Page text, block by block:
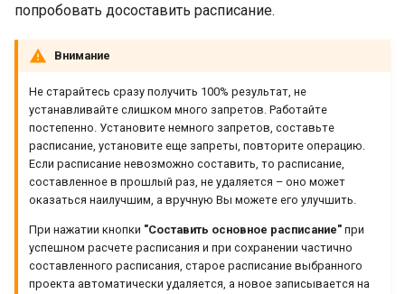
попробовать досоставить расписание.
Внимание
Не старайтесь сразу получить 100% результат, не
устанавливайте слишком много запретов. Работайте
постепенно. Установите немного запретов, составьте
расписание, установите еще запреты, повторите операцию.
Если расписание невозможно составить, то расписание,
составленное в прошлый раз, не удаляется – оно может
оказаться наилучшим, а вручную Вы можете его улучшить.
При нажатии кнопки "Составить основное расписание" при
успешном расчете расписания и при сохранении частично
составленного расписания, старое расписание выбранного
проекта автоматически удаляется, а новое записывается на